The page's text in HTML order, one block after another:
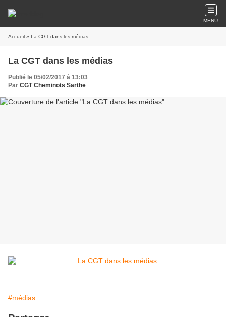
MENU
Accueil » La CGT dans les médias
La CGT dans les médias
Publié le 05/02/2017 à 13:03
Par CGT Cheminots Sarthe
#médias